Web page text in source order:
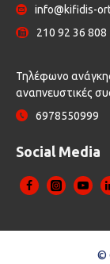
info@kifidis-
210 92 36 808
Τηλέφωνο
αναπνευστικές
6978550999
Social Media
©